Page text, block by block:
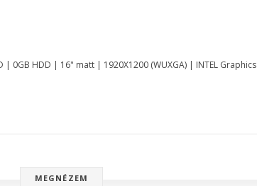
| 0GB HDD | 16" matt | 1920X1200 (WUXGA) | INTEL Graphics
MEGNÉZEM